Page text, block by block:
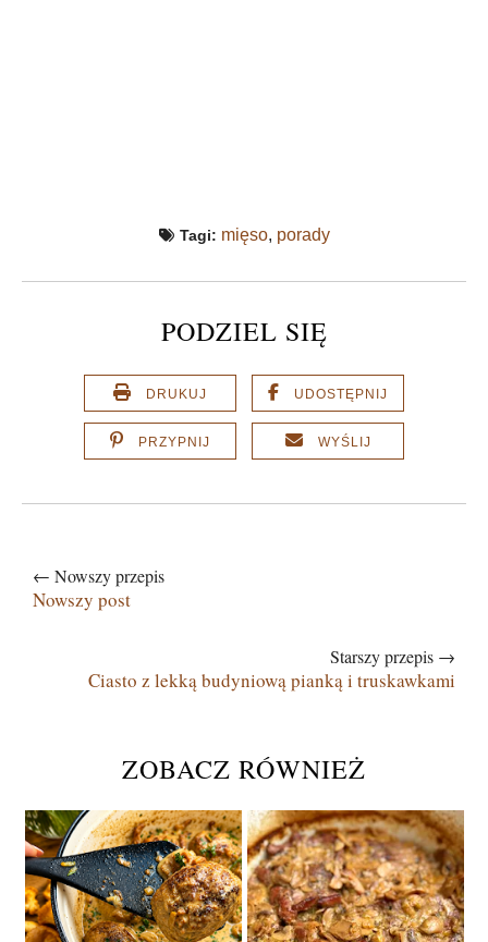
Tagi: mięso, porady
PODZIEL SIĘ
DRUKUJ UDOSTĘPNIJ
PRZYPNIJ WYŚLIJ
← Nowszy przepis
Nowszy post
Starszy przepis →
Ciasto z lekką budyniową pianką i truskawkami
ZOBACZ RÓWNIEŻ